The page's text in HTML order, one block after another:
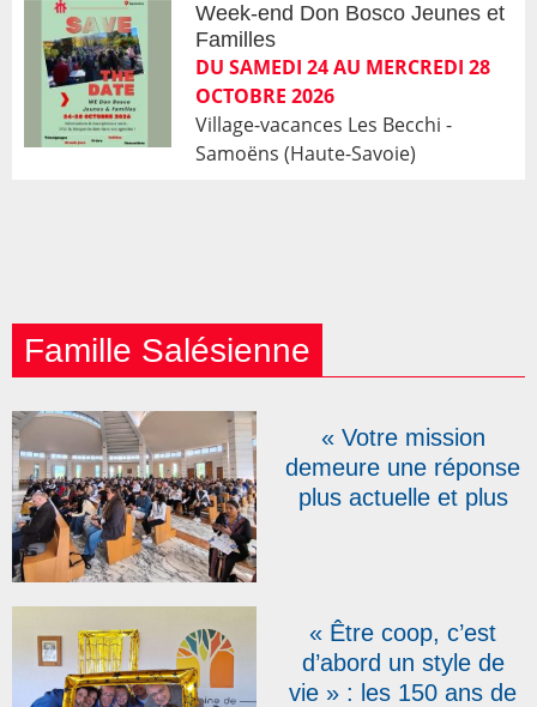
Week-end Don Bosco Jeunes et
Familles
DU SAMEDI 24 AU MERCREDI 28
OCTOBRE 2026
Village-vacances Les Becchi -
Samoëns (Haute-Savoie)
Famille Salésienne
« Votre mission
demeure une réponse
plus actuelle et plus
Coopérateurs réunis à
Rome
« Être coop, c’est
d’abord un style de
vie » : les 150 ans de